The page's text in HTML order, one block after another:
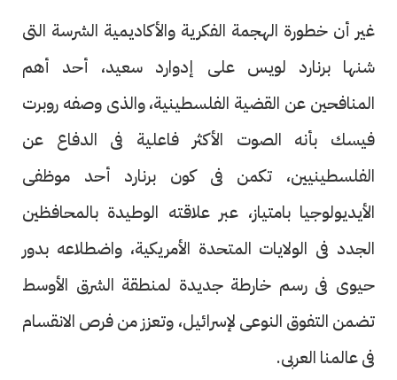
غير أن خطورة الهجمة الفكرية والأكاديمية الشرسة التى
شنها برنارد لويس على إدوارد سعيد، أحد أهم
المنافحين عن القضية الفلسطينية، والذى وصفه روبرت
فيسك بأنه الصوت الأكثر فاعلية فى الدفاع عن
الفلسطينيين، تكمن فى كون برنارد أحد موظفى
الأيديولوجيا بامتياز، عبر علاقته الوطيدة بالمحافظين
الجدد فى الولايات المتحدة الأمريكية، واضطلاعه بدور
حيوى فى رسم خارطة جديدة لمنطقة الشرق الأوسط
تضمن التفوق النوعى لإسرائيل، وتعزز من فرص الانقسام
فى عالمنا العربى.